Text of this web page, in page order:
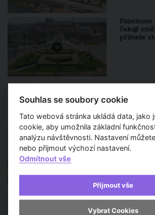
čekají
přibude
Sledujte také
kostek
čeká
vypráví o
jinak, než
Souhlas se soubory cookie
Tato webová stránka ukládá data, jako
cookie, aby umožnila základní
analýzu návštěvnosti. Nastavení
nebo přijmout výchozí nastavení.
Odmítnout vše
Přijmout vše
Vybrat Cookies